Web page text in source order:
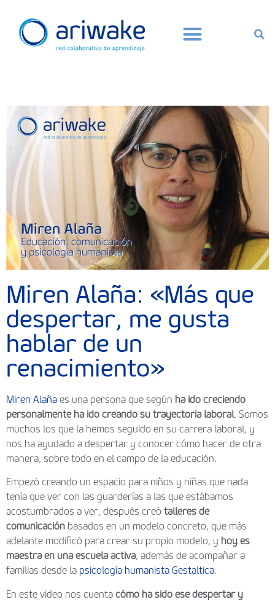
Miren Alaña: «Más que
despertar, me gusta
hablar de un
renacimiento»
Miren Alaña es una persona que según ha ido creciendo
personalmente ha ido creando su trayectoria laboral. Somos
muchos los que la hemos seguido en su carrera laboral, y
nos ha ayudado a despertar y conocer cómo hacer de otra
manera, sobre todo en el campo de la educación.
Empezó creando un espacio para niños y niñas que nada
tenía que ver con las guarderías a las que estábamos
acostumbrados a ver, después creó talleres de
comunicación basados en un modelo concreto, que más
adelante modificó para crear su propio modelo, y hoy es
maestra en una escuela activa, además de acompañar a
familias desde la psicología humanista Gestaltica.
En este video nos cuenta cómo ha sido ese despertar y